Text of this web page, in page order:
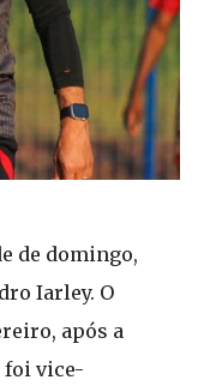
de domingo,
Iarley. O
após a
foi vice-